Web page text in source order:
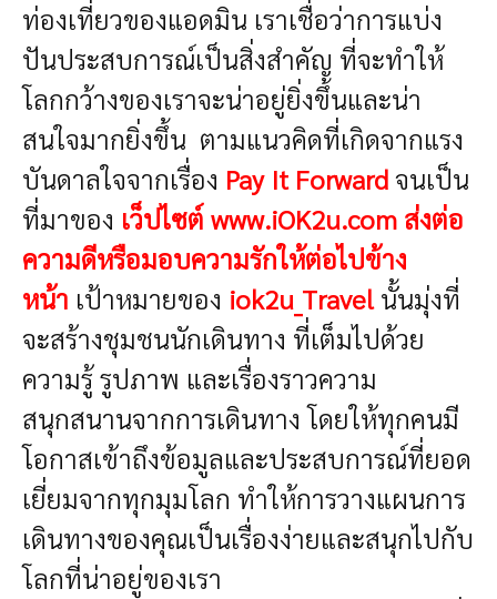
ท่องเที่ยวของแอดมิน เราเชื่อว่าการแบ่ง
ปันประสบการณ์เป็นสิ่งสำคัญ ที่จะทำให้
โลกกว้างของเราจะน่าอยู่ยิ่งขึ้นและน่า
สนใจมากยิ่งขึ้น ตามแนวคิดที่เกิดจากแรง
บันดาลใจจากเรื่อง Pay It Forwardจนเป็น
ที่มาของ เว็ปไซต์ www.iOK2u.com ส่งต่อ
ความดีหรือมอบความรักให้ต่อไปข้าง
หน้า เป้าหมายของ iok2u_Travel นั้นมุ่งที่
จะสร้างชุมชนนักเดินทาง ที่เต็มไปด้วย
ความรู้ รูปภาพ และเรื่องราวความ
สนุกสนานจากการเดินทาง โดยให้ทุกคนมี
โอกาสเข้าถึงข้อมูลและประสบการณ์ที่ยอด
เยี่ยมจากทุกมุมโลก ทำให้การวางแผนการ
เดินทางของคุณเป็นเรื่องง่ายและสนุกไปกับ
โลกที่น่าอยู่ของเรา